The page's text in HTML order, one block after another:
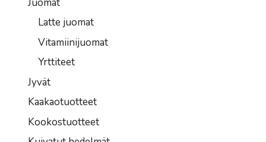
Latte juomat
Vitamiinijuomat
Yrttiteet
Jyvät
Kaakaotuotteet
Kookostuotteet